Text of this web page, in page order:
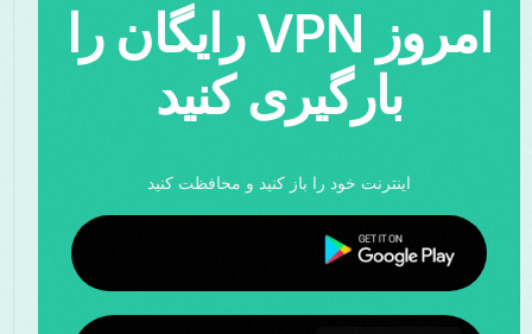
امروز VPN رایگان را
بارگیری کنید
اینترنت خود را باز کنید و محافظت کنید